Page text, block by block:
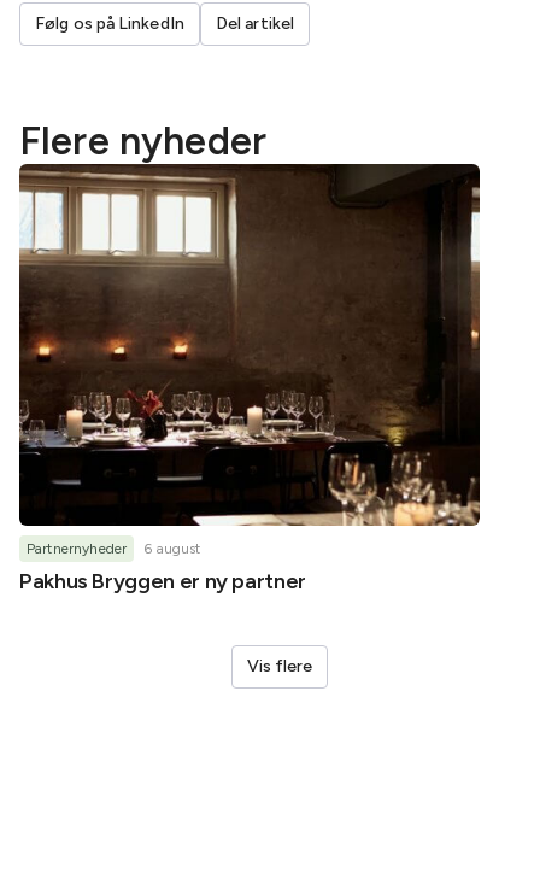
Følg os på LinkedIn Del artikel
Flere nyheder
Partnernyheder 6 august
Pakhus Bryggen er ny partner
Vis flere